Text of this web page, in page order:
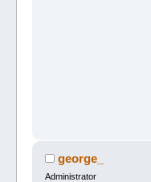
george_
Administrator